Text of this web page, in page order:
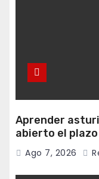
Aprender
abierto el
programa
Ago 7, 2026